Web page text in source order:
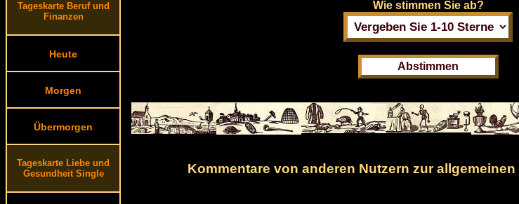
Tageskarte Beruf und
Finanzen
Heute
Morgen
Übermorgen
Tageskarte Liebe und
Gesundheit Single
Wie stimmen Sie ab?
Kommentare von anderen Nutzern zur